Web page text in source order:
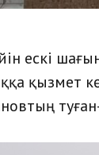
ескі
қызмет